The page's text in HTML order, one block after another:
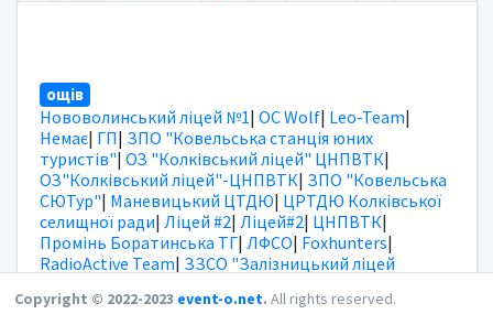
ощів
Нововолинський ліцей №1| OC Wolf| Leo-Team|
Немає| ГП| ЗПО "Ковельська станція юних
туристів"| ОЗ "Колківський ліцей" ЦНПВТК|
ОЗ"Колківський ліцей"-ЦНПВТК| ЗПО "Ковельська
СЮТур"| Маневицький ЦТДЮ| ЦРТДЮ Колківської
селищної ради| Ліцей #2| Ліцей#2| ЦНПВТК|
Промінь Боратинська ТГ| ЛФСО| Foxhunters|
RadioActive Team| ЗЗСО "Залізницький ліцей
Ліцей 3| Ліцей 1| ЛФСО|Ощів|ощів| Ощів|ощів
Copyright © 2022-2023 event-o.net. All rights reserved.